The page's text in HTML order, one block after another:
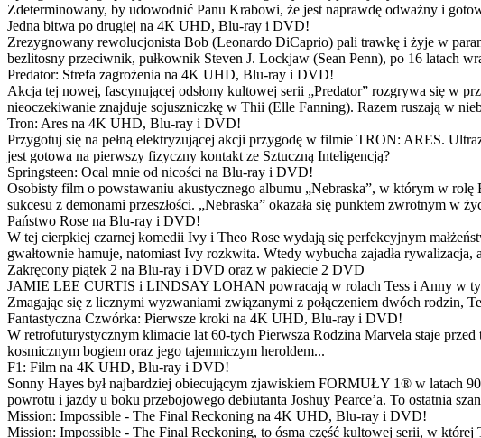
Zdeterminowany, by udowodnić Panu Krabowi, że jest naprawdę odważny i
Jedna bitwa po drugiej na 4K UHD, Blu-ray i DVD!
Zrezygnowany rewolucjonista Bob (Leonardo DiCaprio) pali trawkę i żyje w
bezlitosny przeciwnik, pułkownik Steven J. Lockjaw (Sean Penn), po 16 latach
Predator: Strefa zagrożenia na 4K UHD, Blu-ray i DVD!
Akcja tej nowej, fascynującej odsłony kultowej serii „Predator” rozgrywa się w
nieoczekiwanie znajduje sojuszniczkę w Thii (Elle Fanning). Razem ruszają w
Tron: Ares na 4K UHD, Blu-ray i DVD!
Przygotuj się na pełną elektryzującej akcji przygodę w filmie TRON: ARES.
jest gotowa na pierwszy fizyczny kontakt ze Sztuczną Inteligencją?
Springsteen: Ocal mnie od nicości na Blu-ray i DVD!
Osobisty film o powstawaniu akustycznego albumu „Nebraska”, w którym w
sukcesu z demonami przeszłości. „Nebraska” okazała się punktem zwrotnym w
Państwo Rose na Blu-ray i DVD!
W tej cierpkiej czarnej komedii Ivy i Theo Rose wydają się perfekcyjnym
gwałtownie hamuje, natomiast Ivy rozkwita. Wtedy wybucha zajadła rywalizacja,
Zakręcony piątek 2 na Blu-ray i DVD oraz w pakiecie 2 DVD
JAMIE LEE CURTIS i LINDSAY LOHAN powracają w rolach Tess i Anny w tym
Zmagając się z licznymi wyzwaniami związanymi z połączeniem dwóch rodzin,
Fantastyczna Czwórka: Pierwsze kroki na 4K UHD, Blu-ray i DVD!
W retrofuturystycznym klimacie lat 60-tych Pierwsza Rodzina Marvela staje
kosmicznym bogiem oraz jego tajemniczym heroldem...
F1: Film na 4K UHD, Blu-ray i DVD!
Sonny Hayes był najbardziej obiecującym zjawiskiem FORMUŁY 1® w latach
powrotu i jazdy u boku przebojowego debiutanta Joshuy Pearce’a. To ostatnia
Mission: Impossible - The Final Reckoning na 4K UHD, Blu-ray i DVD!
Mission: Impossible - The Final Reckoning, to ósma część kultowej serii, w